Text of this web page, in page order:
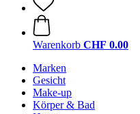
Warenkorb CHF 0.00
Marken
Gesicht
Make-up
Körper & Bad